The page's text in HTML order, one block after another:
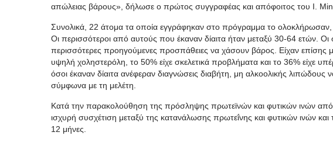
απώλειας βάρους», δήλωσε ο πρώτος συγγραφέας και απόφοιτος του Ι.
Συνολικά, 22 άτομα τα οποία εγγράφηκαν στο πρόγραμμα το ολοκλήρωσαν,
Οι περισσότεροι από αυτούς που έκαναν δίαιτα ήταν μεταξύ 30-64 ετών. Οι
περισσότερες προηγούμενες προσπάθειες να χάσουν βάρος. Είχαν επίσης
υψηλή χοληστερόλη, το 50% είχε σκελετικά προβλήματα και το 36% είχε
όσοι έκαναν δίαιτα ανέφεραν διαγνώσεις διαβήτη, μη αλκοολικής λιπώδους
σύμφωνα με τη μελέτη.
Κατά την παρακολούθηση της πρόσληψης πρωτεϊνών και φυτικών ινών
ισχυρή συσχέτιση μεταξύ της κατανάλωσης πρωτεΐνης και φυτικών ινών
12 μήνες.